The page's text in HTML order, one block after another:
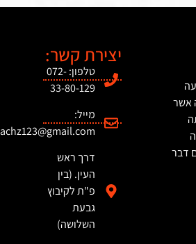
אשר
דבר
יצירת קשר:
טלפון: 072-
33-80-129
מייל:
achz123@gmail.com
דרך ראש
העין. (בין
פ"ת לקיבוץ
גבעת
השלושה)